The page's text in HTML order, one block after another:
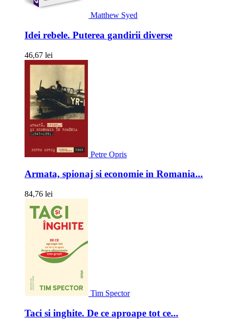
Matthew Syed
Idei rebele. Puterea gandirii diverse
46,67 lei
Petre Opris
Armata, spionaj si economie in Romania...
84,76 lei
Tim Spector
Taci si inghite. De ce aproape tot ce...